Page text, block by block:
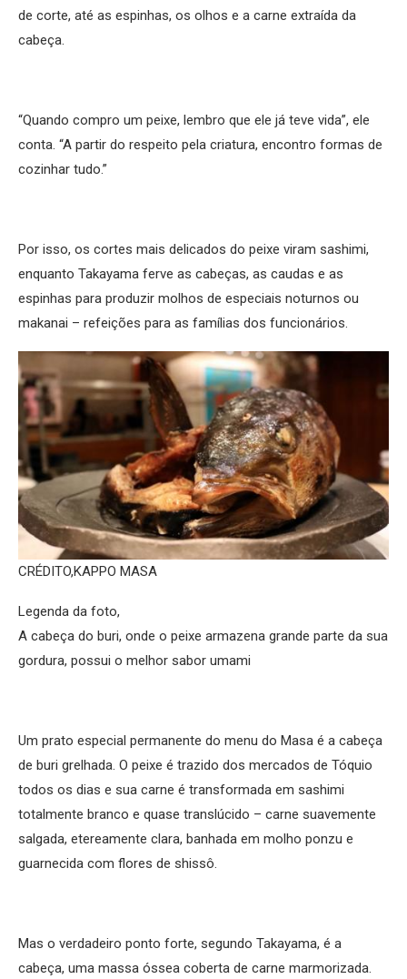
de corte, até as espinhas, os olhos e a carne extraída da
cabeça.
“Quando compro um peixe, lembro que ele já teve vida”, ele
conta. “A partir do respeito pela criatura, encontro formas de
cozinhar tudo.”
Por isso, os cortes mais delicados do peixe viram sashimi,
enquanto Takayama ferve as cabeças, as caudas e as
espinhas para produzir molhos de especiais noturnos ou
makanai – refeições para as famílias dos funcionários.
CRÉDITO,KAPPO MASA
Legenda da foto,
A cabeça do buri, onde o peixe armazena grande parte da sua
gordura, possui o melhor sabor umami
Um prato especial permanente do menu do Masa é a cabeça
de buri grelhada. O peixe é trazido dos mercados de Tóquio
todos os dias e sua carne é transformada em sashimi
totalmente branco e quase translúcido – carne suavemente
salgada, etereamente clara, banhada em molho ponzu e
guarnecida com flores de shissô.
Mas o verdadeiro ponto forte, segundo Takayama, é a
cabeça, uma massa óssea coberta de carne marmorizada.